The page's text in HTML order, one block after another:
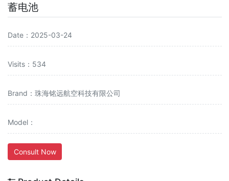
蓄电池
Date：2025-03-24
Visits：534
Brand：珠海铭远航空科技有限公司
Model：
Consult Now